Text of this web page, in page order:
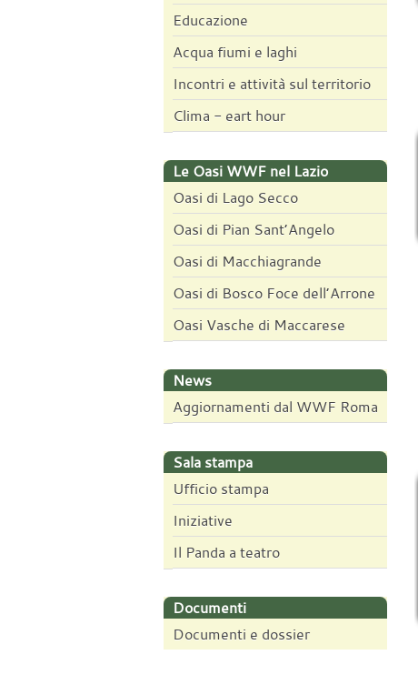
Educazione
Acqua fiumi e laghi
Incontri e attività sul territorio
Clima - eart hour
Le Oasi WWF nel Lazio
Oasi di Lago Secco
Oasi di Pian Sant’Angelo
Oasi di Macchiagrande
Oasi di Bosco Foce dell’Arrone
Oasi Vasche di Maccarese
News
Aggiornamenti dal WWF Roma
Sala stampa
Ufficio stampa
Iniziative
Il Panda a teatro
Documenti
Documenti e dossier